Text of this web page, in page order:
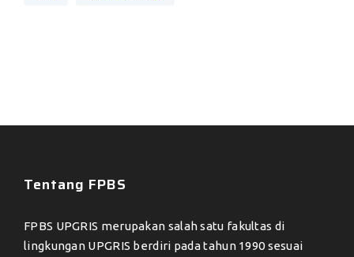
Tentang FPBS
FPBS UPGRIS merupakan salah satu fakultas di
lingkungan UPGRIS berdiri pada tahun 1990 sesuai